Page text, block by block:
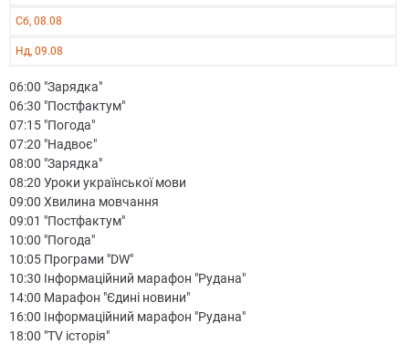
Сб, 08.08
Нд, 09.08
06:00 "Зарядка"
06:30 "Постфактум"
07:15 "Погода"
07:20 "Надвоє"
08:00 "Зарядка"
08:20 Уроки української мови
09:00 Хвилина мовчання
09:01 "Постфактум"
10:00 "Погода"
10:05 Програми "DW"
10:30 Інформаційний марафон "Рудана"
14:00 Марафон "Єдині новини"
16:00 Інформаційний марафон "Рудана"
18:00 "TV історія"